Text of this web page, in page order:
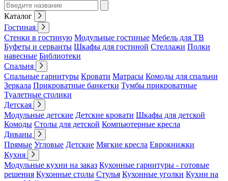
Каталог
Гостиная
Стенки в гостиную Модульные гостиные Мебель для ТВ
Буфеты и серванты Шкафы для гостиной Стеллажи Полки
навесные Библиотеки
Спальня
Спальные гарнитуры Кровати Матрасы Комоды для спальни
Зеркала Прикроватные банкетки Тумбы прикроватные
Туалетные столики
Детская
Модульные детские Детские кровати Шкафы для детской
Комоды Столы для детской Компьютерные кресла
Диваны
Прямые Угловые Детские Мягкие кресла Еврокнижки
Кухня
Модульные кухни на заказ Кухонные гарнитуры - готовые
решения Кухонные столы Стулья Кухонные уголки Кухни на